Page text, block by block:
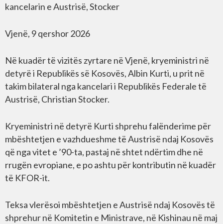
kancelarin e Austrisë, Stocker
Vjenë, 9 qershor 2026
Në kuadër të vizitës zyrtare në Vjenë, kryeministri në
detyrë i Republikës së Kosovës, Albin Kurti, u prit në
takim bilateral nga kancelari i Republikës Federale të
Austrisë, Christian Stocker.
Kryeministri në detyrë Kurti shprehu falënderime për
mbështetjen e vazhdueshme të Austrisë ndaj Kosovës
që nga vitet e ’90-ta, pastaj në shtet ndërtim dhe në
rrugën evropiane, e po ashtu për kontributin në kuadër
të KFOR-it.
Teksa vlerësoi mbështetjen e Austrisë ndaj Kosovës të
shprehur në Komitetin e Ministrave, në Kishinau në maj